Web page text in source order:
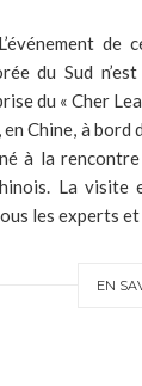
de
du Sud n’est
du « Cher
Chine, à bord
à la
La visite
les experts et
EN